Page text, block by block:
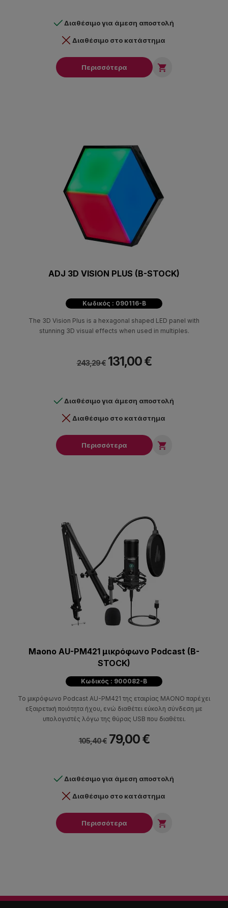
Gobo. Μπορεί να λειτουργήσει με music control (διαθέτει 4
DMX Bridge και με myDMX software.
Διαθέσιμο για άμεση αποστολή
Διαθέσιμο στο κατάστημα
Περισσότερα 
ADJ 3D VISION PLUS (B-STOCK)
Κωδικός : 090116-B
The 3D Vision Plus is a hexagonal shaped LED panel with
stunning 3D visual effects when used in multiples.
243,29 € 131,00 €
Διαθέσιμο για άμεση αποστολή
Διαθέσιμο στο κατάστημα
Περισσότερα 
Maono AU-PM421 μικρόφωνο Podcast (B-
STOCK)
Κωδικός : 900082-B
Το μικρόφωνο Podcast AU-PM421 της εταιρίας MAONO παρέχει
εξαιρετική ποιότητα ήχου, ενώ διαθέτει εύκολη σύνδεση με
υπολογιστές λόγω της θύρας USB που διαθέτει.
105,40 € 79,00 €
Διαθέσιμο για άμεση αποστολή
Διαθέσιμο στο κατάστημα
Περισσότερα 